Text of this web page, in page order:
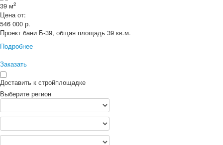
39 м2
Цена от:
546 000 р.
Проект бани Б-39, общая площадь 39 кв.м.
Подробнее
Заказать
Доставить к стройплощадке
Выберите регион